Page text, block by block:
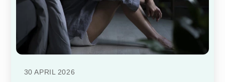
30 APRIL 2026